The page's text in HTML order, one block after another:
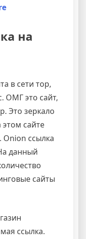
на
в сети тор,
ОМГ это сайт,
Это зеркало
сайте
ссылка
данный
сайты
ссылка.